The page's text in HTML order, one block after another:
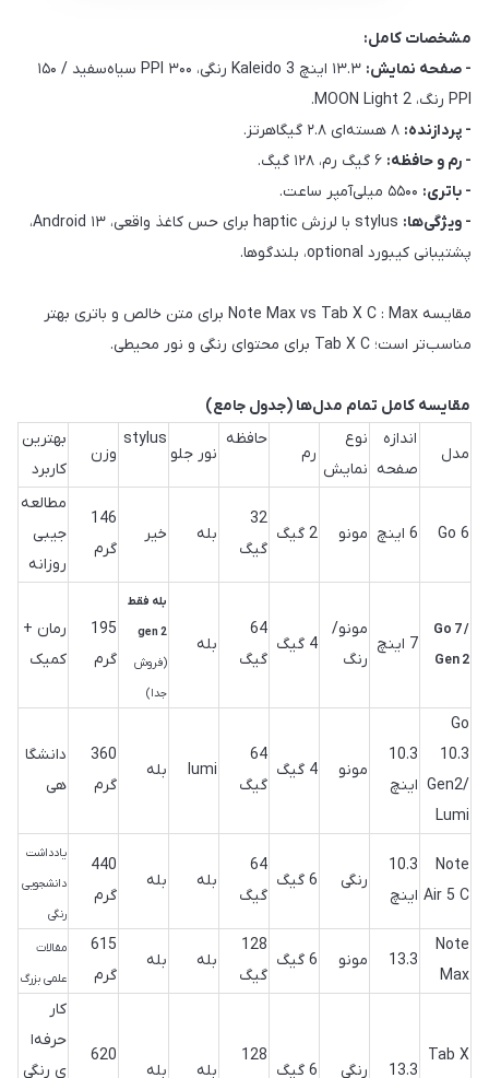
مشخصات کامل:
- صفحه نمایش:
۱۳.۳ اینچ Kaleido 3 رنگی، ۳۰۰ PPI سیاه‌سفید / ۱۵۰
PPI رنگ، MOON Light 2.
- پردازنده:
- رم و حافظه:
- باتری:
- ویژگی‌ها:
stylus با لرزش haptic برای حس کاغذ واقعی، Android ۱۳،
پشتیبانی کیبورد optional، بلندگوها.
مقایسه Note Max vs Tab X C : Max برای متن خالص و باتری بهتر
مناسب‌تر است؛ Tab X C برای محتوای رنگی و نور محیطی.
مقایسه کامل تمام مدل‌ها (جدول جامع)
مدل
اندازه
صفحه
نوع
نمایش
رم
حافظه
نور جلو
stylus
وزن
بهترین
کاربرد
Go 6 6 اینچ مونو 2 گیگ
32
گیگ
بله خیر
146
گرم
مطالعه
جیبی
روزانه
Go 7 /
Gen 2
7 اینچ
مونو/
رنگ
4 گیگ
64
گیگ
بله
بله فقط
gen 2
(فروش
جدا)
195
گرم
رمان +
کمیک
Go
10.3
Gen2/
Lumi
10.3
اینچ
مونو 4 گیگ
64
گیگ
lumi بله
360
گرم
دانشگا
هی
Note
Air 5 C
10.3
اینچ
رنگی 6 گیگ
64
گیگ
بله بله
440
گرم
یادداشت
دانشجویی
رنگی
Note
Max
13.3 مونو 6 گیگ
128
گیگ
بله بله
615
گرم
مقالات
علمی بزرگ
Tab X
13.3 رنگی 6 گیگ
128
بله بله
620
کار
حرفه‌ا
ی رنگی